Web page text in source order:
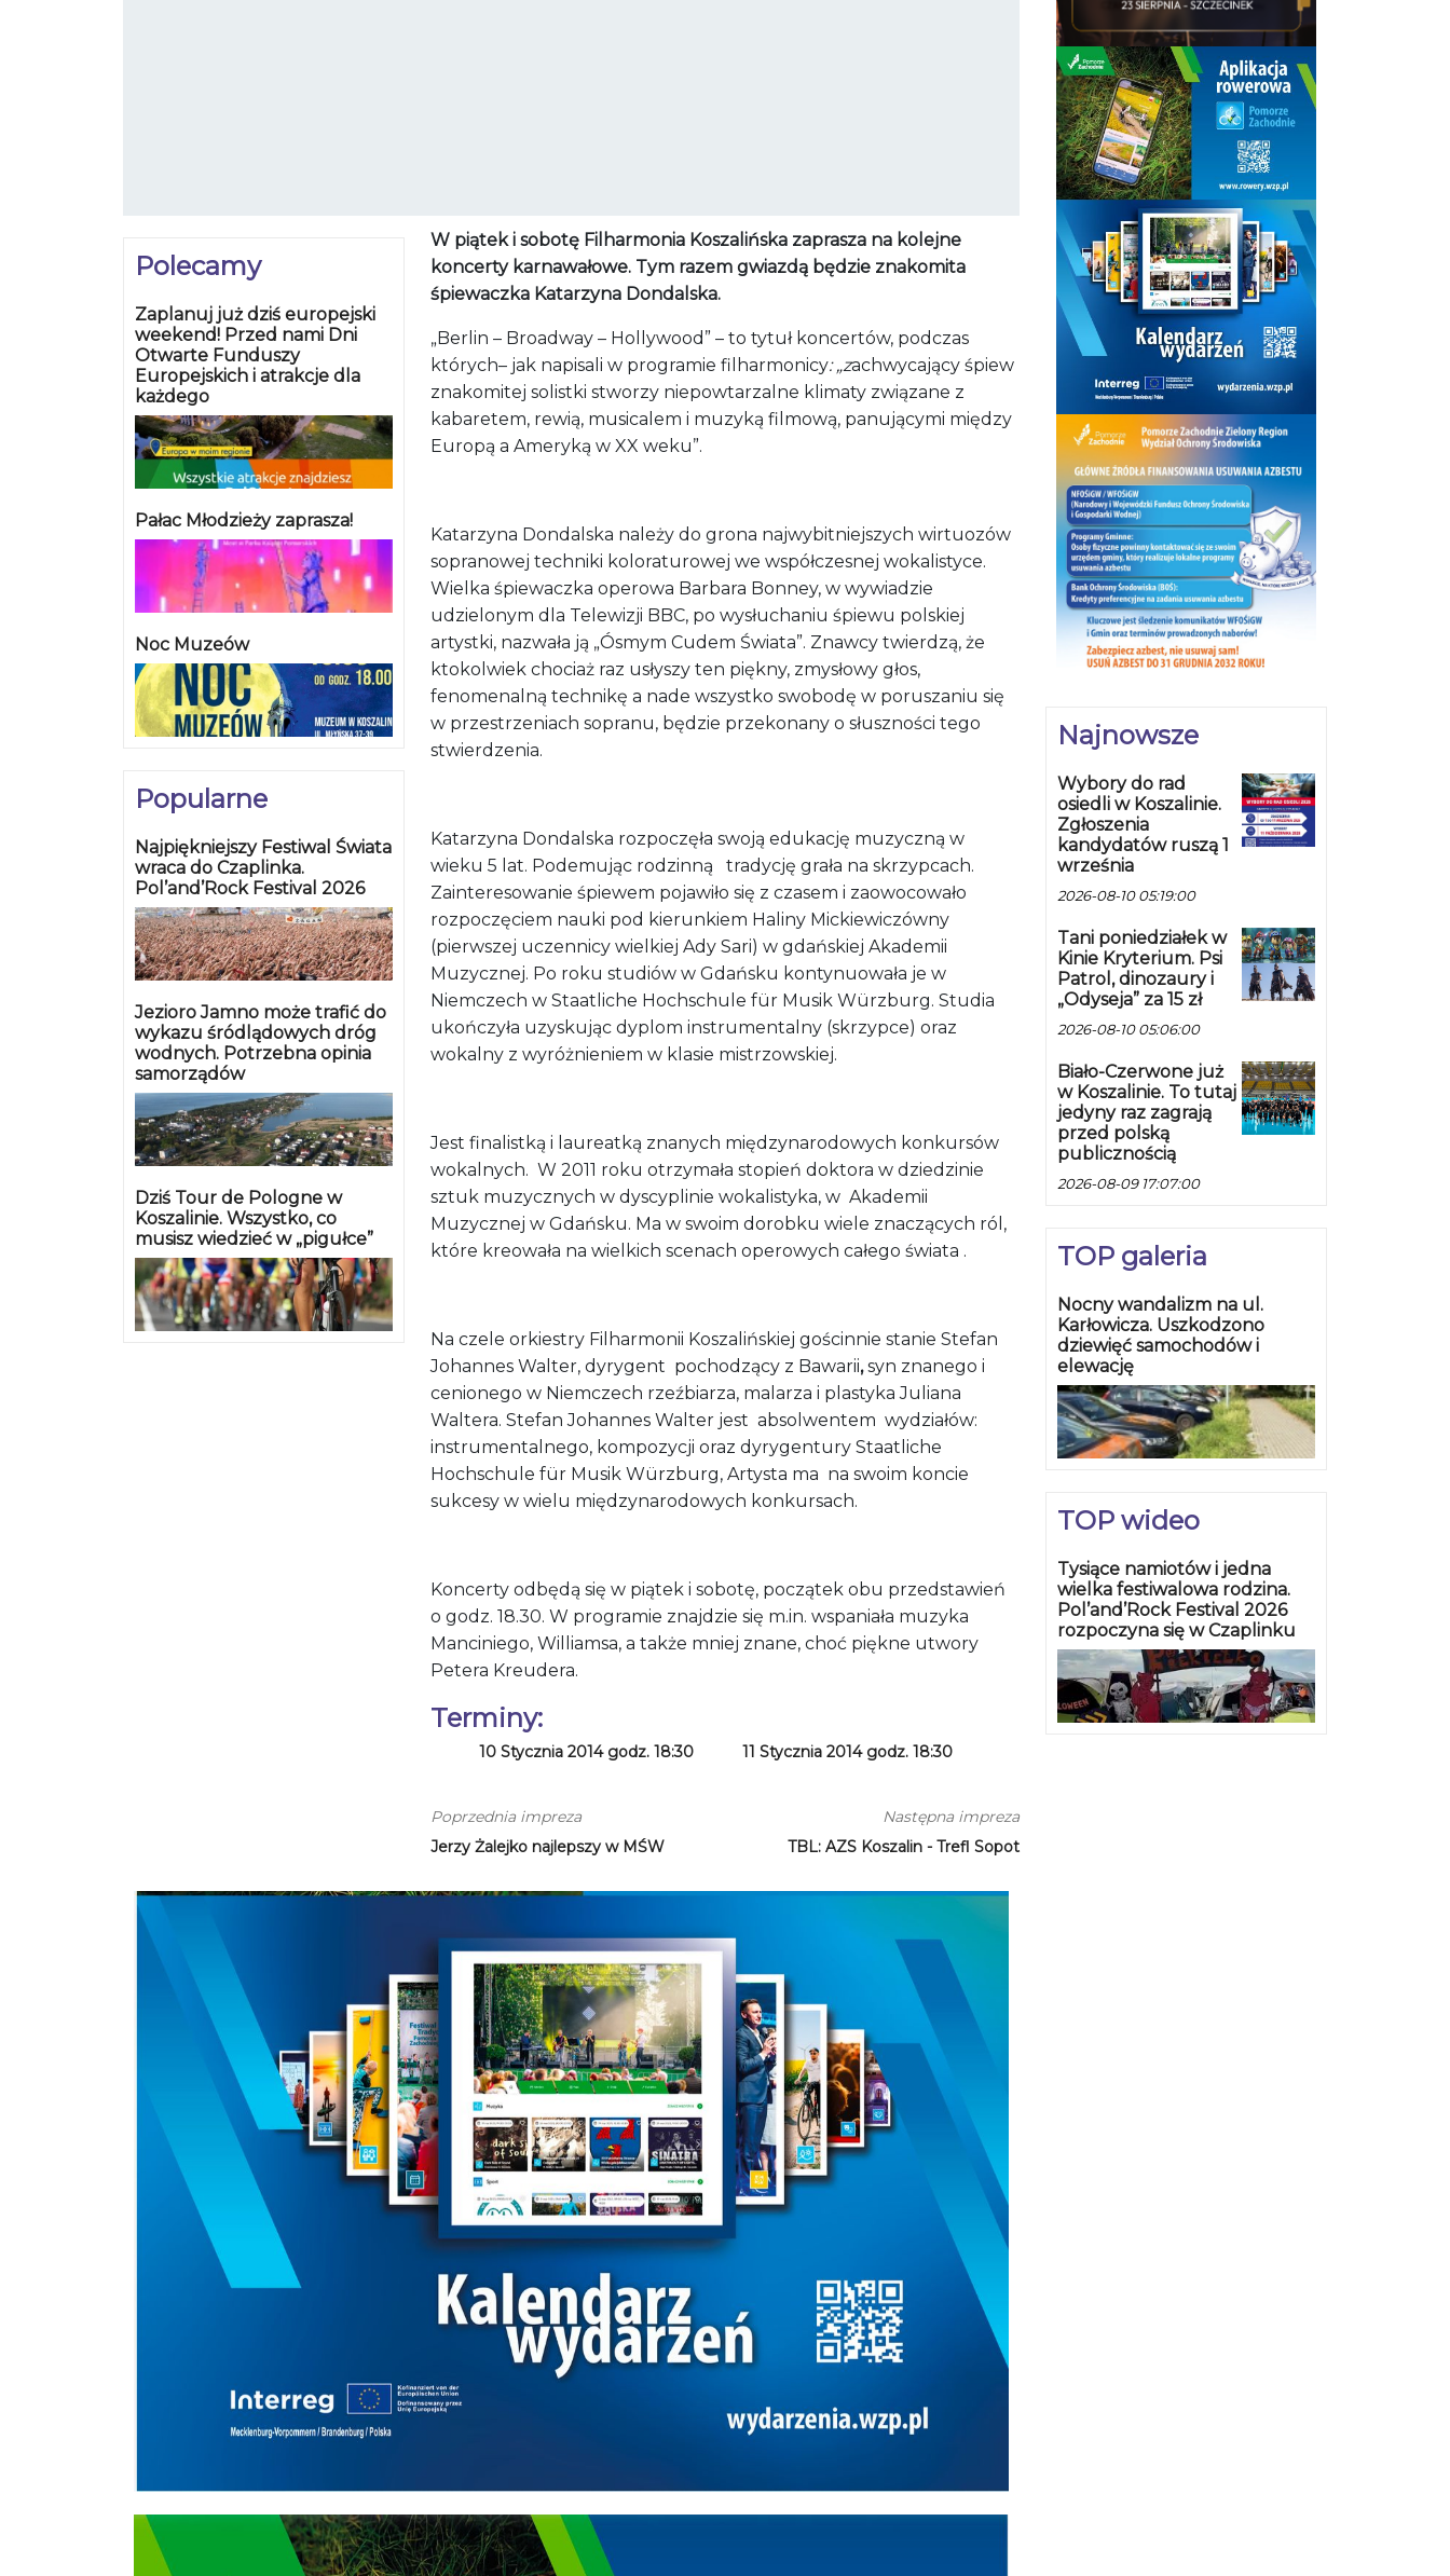
Polecamy
Zaplanuj już dziś europejski
weekend! Przed nami Dni
Otwarte Funduszy
Europejskich i atrakcje dla
każdego
Pałac Młodzieży zaprasza!
Noc Muzeów
Popularne
Najpiękniejszy Festiwal Świata
wraca do Czaplinka.
Pol’and’Rock Festival 2026
Jezioro Jamno może trafić do
wykazu śródlądowych dróg
wodnych. Potrzebna opinia
samorządów
Dziś Tour de Pologne w
Koszalinie. Wszystko, co
musisz wiedzieć w „pigułce”
W piątek i sobotę Filharmonia Koszalińska zaprasza na kolejne
koncerty karnawałowe. Tym razem gwiazdą będzie znakomita
śpiewaczka Katarzyna Dondalska.
„Berlin – Broadway – Hollywood” – to tytuł koncertów, podczas
których– jak napisali w programie filharmonicy: „zachwycający śpiew
znakomitej solistki stworzy niepowtarzalne klimaty związane z
kabaretem, rewią, musicalem i muzyką filmową, panującymi między
Europą a Ameryką w XX weku”.
Katarzyna Dondalska należy do grona najwybitniejszych wirtuozów
sopranowej techniki koloraturowej we współczesnej wokalistyce.
Wielka śpiewaczka operowa Barbara Bonney, w wywiadzie
udzielonym dla Telewizji BBC, po wysłuchaniu śpiewu polskiej
artystki, nazwała ją „Ósmym Cudem Świata”. Znawcy twierdzą, że
ktokolwiek chociaż raz usłyszy ten piękny, zmysłowy głos,
fenomenalną technikę a nade wszystko swobodę w poruszaniu się
w przestrzeniach sopranu, będzie przekonany o słuszności tego
stwierdzenia.
Katarzyna Dondalska rozpoczęła swoją edukację muzyczną w
wieku 5 lat. Podemując rodzinną
tradycję grała na skrzypcach.
Zainteresowanie śpiewem pojawiło się z czasem i zaowocowało
rozpoczęciem nauki pod kierunkiem Haliny Mickiewiczówny
(pierwszej uczennicy wielkiej Ady Sari) w gdańskiej Akademii
Muzycznej. Po roku studiów w Gdańsku kontynuowała je w
Niemczech w Staatliche Hochschule für Musik Würzburg. Studia
ukończyła uzyskując dyplom instrumentalny (skrzypce) oraz
wokalny z wyróżnieniem w klasie mistrzowskiej.
Jest finalistką i laureatką znanych międzynarodowych konkursów
wokalnych. W 2011 roku otrzymała stopień doktora w dziedzinie
sztuk muzycznych w dyscyplinie wokalistyka, w Akademii
Muzycznej w Gdańsku. Ma w swoim dorobku wiele znaczących ról,
które kreowała na wielkich scenach operowych całego świata .
Na czele orkiestry Filharmonii Koszalińskiej gościnnie stanie Stefan
Johannes Walter, dyrygent pochodzący z Bawarii,syn znanego i
cenionego w Niemczech rzeźbiarza, malarza i plastyka Juliana
Waltera. Stefan Johannes Walter jest absolwentem wydziałów:
instrumentalnego, kompozycji oraz dyrygentury Staatliche
Hochschule für Musik Würzburg, Artysta ma na swoim koncie
sukcesy w wielu międzynarodowych konkursach.
Koncerty odbędą się w piątek i sobotę, początek obu przedstawień
o godz. 18.30. W programie znajdzie się m.in. wspaniała muzyka
Manciniego, Williamsa, a także mniej znane, choć piękne utwory
Petera Kreudera.
Terminy:
10 Stycznia 2014 godz. 18:30 11 Stycznia 2014 godz. 18:30
Poprzednia impreza
Jerzy Żalejko najlepszy w MŚW
Następna impreza
TBL: AZS Koszalin - Trefl Sopot
Najnowsze
Wybory do rad
osiedli w Koszalinie.
Zgłoszenia
kandydatów ruszą 1
września
2026-08-10 05:19:00
Tani poniedziałek w
Kinie Kryterium. Psi
Patrol, dinozaury i
„Odyseja” za 15 zł
2026-08-10 05:06:00
Biało-Czerwone już
w Koszalinie. To tutaj
jedyny raz zagrają
przed polską
publicznością
2026-08-09 17:07:00
TOP galeria
Nocny wandalizm na ul.
Karłowicza. Uszkodzono
dziewięć samochodów i
elewację
TOP wideo
Tysiące namiotów i jedna
wielka festiwalowa rodzina.
Pol’and’Rock Festival 2026
rozpoczyna się w Czaplinku